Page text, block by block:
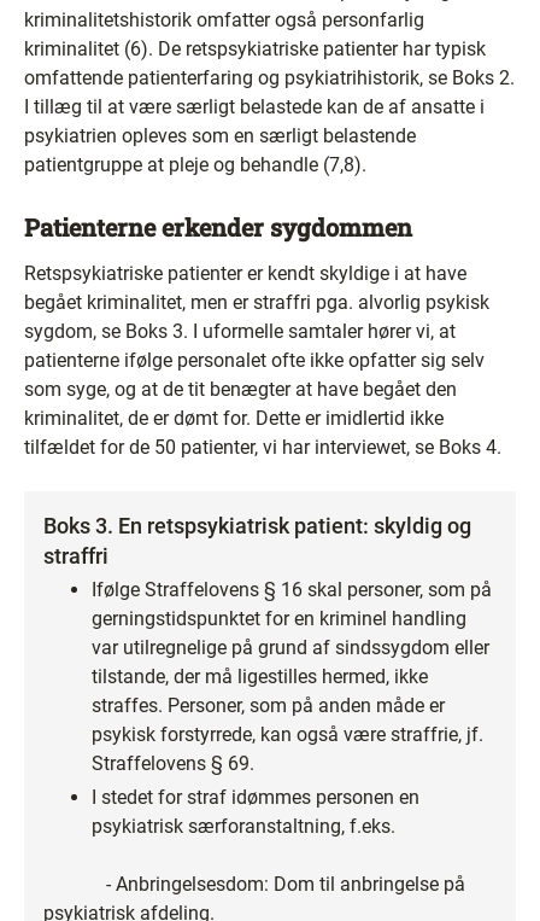
kriminalitetshistorik omfatter også personfarlig
kriminalitet (6). De retspsykiatriske patienter har typisk
omfattende patienterfaring og psykiatrihistorik, se Boks 2.
I tillæg til at være særligt belastede kan de af ansatte i
psykiatrien opleves som en særligt belastende
patientgruppe at pleje og behandle (7,8).
Patienterne erkender sygdommen
Retspsykiatriske patienter er kendt skyldige i at have
begået kriminalitet, men er straffri pga. alvorlig psykisk
sygdom, se Boks 3. I uformelle samtaler hører vi, at
patienterne ifølge personalet ofte ikke opfatter sig selv
som syge, og at de tit benægter at have begået den
kriminalitet, de er dømt for. Dette er imidlertid ikke
tilfældet for de 50 patienter, vi har interviewet, se Boks 4.
Boks 3. En retspsykiatrisk patient: skyldig og
straffri
Ifølge Straffelovens § 16 skal personer, som på
gerningstidspunktet for en kriminel handling
var utilregnelige på grund af sindssygdom eller
tilstande, der må ligestilles hermed, ikke
straffes. Personer, som på anden måde er
psykisk forstyrrede, kan også være straffrie, jf.
Straffelovens § 69.
I stedet for straf idømmes personen en
psykiatrisk særforanstaltning, f.eks.
- Anbringelsesdom: Dom til anbringelse på
psykiatrisk afdeling.